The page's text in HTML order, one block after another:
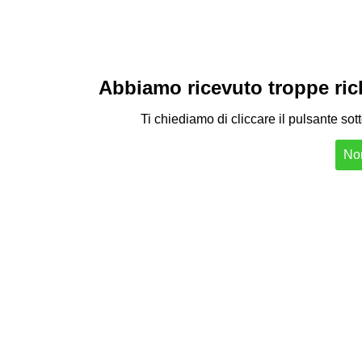
Abbiamo ricevuto troppe
Ti chiediamo di cliccare il pulsante